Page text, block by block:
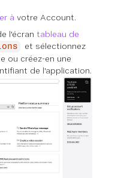
à votre Account.
l'écran tableau de
et sélectionnez
ou créez-en une
de l'application.